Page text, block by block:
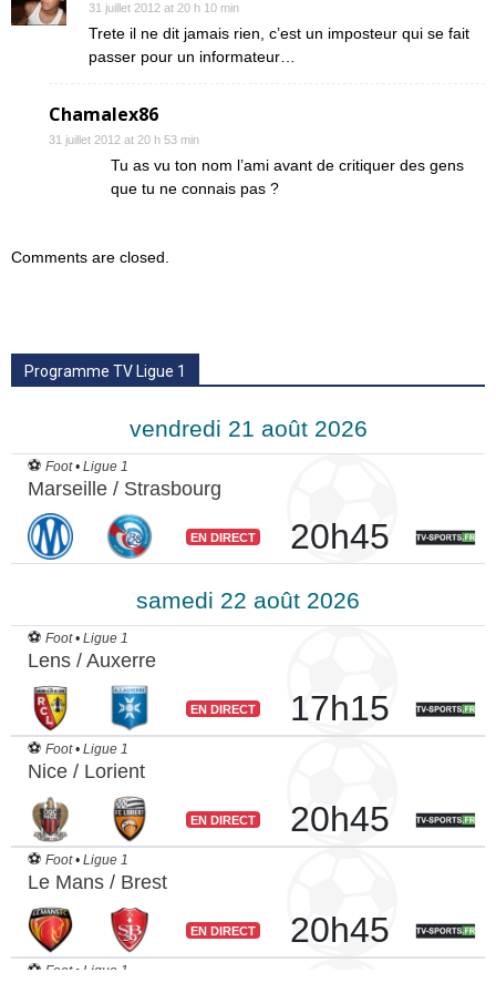
31 juillet 2012 at 20 h 10 min
Trete il ne dit jamais rien, c’est un imposteur qui se fait
passer pour un informateur…
Chamalex86
31 juillet 2012 at 20 h 53 min
Tu as vu ton nom l’ami avant de critiquer des gens
que tu ne connais pas ?
Comments are closed.
Programme TV Ligue 1